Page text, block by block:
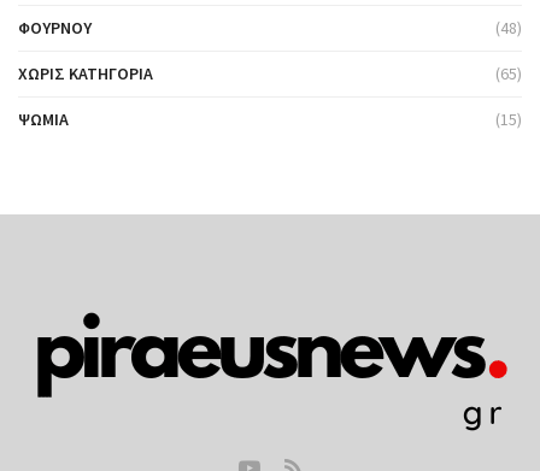
ΦΟΎΡΝΟΥ (48)
ΧΩΡΊΣ ΚΑΤΗΓΟΡΊΑ (65)
ΨΩΜΙΆ (15)